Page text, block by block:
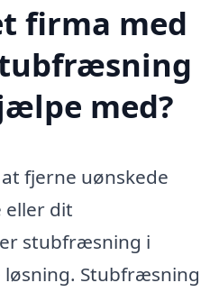
firma med
med?
fjerne uønskede
eller dit
stubfræsning i
løsning. Stubfræsning